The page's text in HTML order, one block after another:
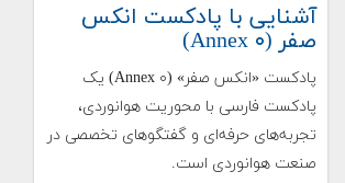
آشنایی با پادکست انکس
صفر (Annex ۰)
پادکست «انکس صفر» (Annex ۰) یک
پادکست فارسی با محوریت هوانوردی،
تجربه‌های حرفه‌ای و گفتگوهای تخصصی در
صنعت هوانوردی است.